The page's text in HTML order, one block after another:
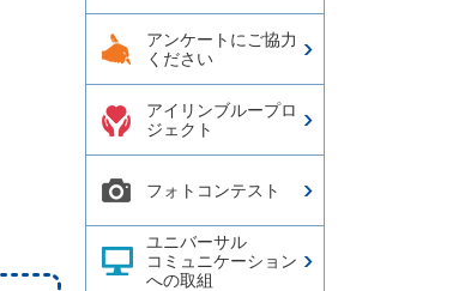
アンケートにご協力
ください
アイリンブループロ
ジェクト
フォトコンテスト
ユニバーサル
コミュニケーション
への取組